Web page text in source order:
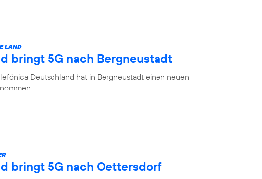
LAND
bringt 5G nach Bergneustadt
Deutschland hat in Bergneustadt einen neuen
bringt 5G nach Oettersdorf